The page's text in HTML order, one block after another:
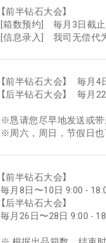
【前半钻石大会】 【
[箱数预约] 毎月3日
[信息录入] 我司无偿代
【前半钻石大会】 毎月
【后半钻石大会】 毎月
※恳请您尽早地发送或
※周六，周日，节假日
【前半钻石大会】
毎月8日〜10日 9:00 -
【后半钻石大会】
毎月26日〜28日 9:00 -